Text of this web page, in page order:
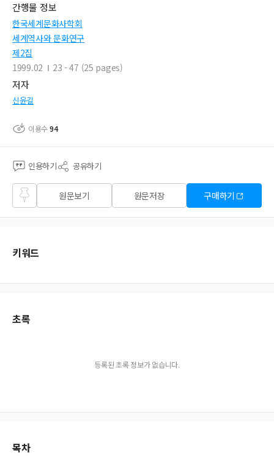
간행물 정보
한국세계문화사학회
세계역사와 문화연구
제2집
1999.02
23 - 47 (25 pages)
저자
신윤길
이용수94
인용하기 공유하기
즐겨
찾기
원문보기 원문저장 구매하기
키워드
초록
등록된 초록 정보가 없습니다.
목차